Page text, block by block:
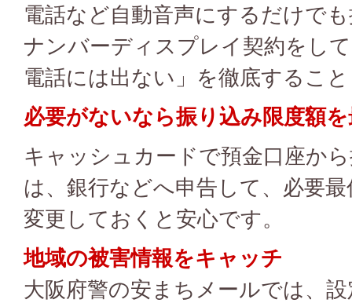
電話など自動音声にするだけで
ナンバーディスプレイ契約をし
電話には出ない」を徹底するこ
必要がないなら振り込み限度額
キャッシュカードで預金口座か
は、銀行などへ申告して、必要
変更しておくと安心です。
地域の被害情報をキャッチ
大阪府警の安まちメールでは、